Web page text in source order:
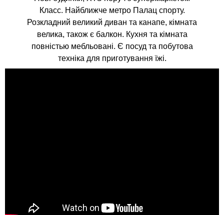
Класс. Найближче метро Палац спорту.
Розкладний великий диван та канапе, кімната
велика, також є балкон. Кухня та кімната
повністью мебльовані. Є посуд та побутова
техніка для приготування їжі.